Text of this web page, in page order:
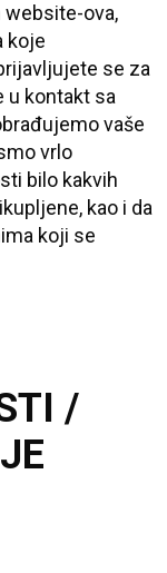
ova,
koje
se za
u kontakt sa
vaše
vrlo
bilo kakvih
kao i da
koji se
/